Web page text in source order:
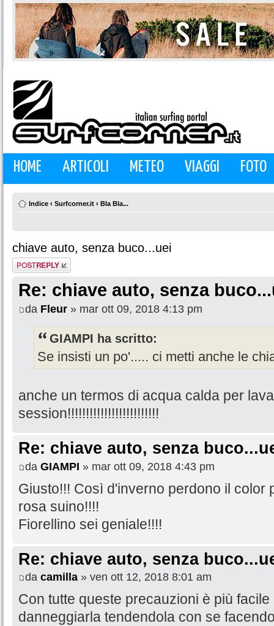
HOME ARTICOLI METEO VIAGGI FOTO
Indice ‹ Surfcorner.it ‹ Bla Bla...
chiave auto, senza buco...uei
Rispondi al
messaggio
Re: chiave auto, senza
da Fleur » mar ott 09, 2018 4:13 pm
GIAMPI ha scritto:
Se insisti un po'..... ci metti anche le
anche un termos di acqua calda per
session!!!!!!!!!!!!!!!!!!!!!!!!!
Re: chiave auto, senza
da GIAMPI » mar ott 09, 2018 4:43 pm
Giusto!!! Così d'inverno perdono il color
rosa suino!!!!
Fiorellino sei geniale!!!!
Re: chiave auto, senza
da camilla » ven ott 12, 2018 8:01 am
Con tutte queste precauzioni è più
danneggiarla tendendola con se